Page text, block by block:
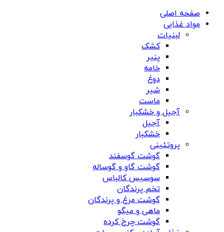
صفحه اصلی
مواد غذایی
لبنیات
کشک
پنیر
خامه
دوغ
شیر
ماست
آجیل و خشکبار
آجیل
خشکبار
پروتئینی
گوشت گوسفند
گوشت گاو و گوساله
سوسیس کالباس
تخم پرندگان
گوشت مرغ و پرندگان
ماهی و میگو
گوشت چرخ کرده